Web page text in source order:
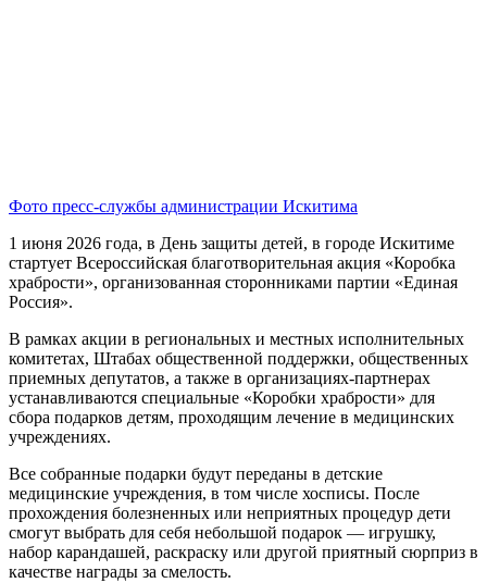
Фото пресс-службы администрации Искитима
1 июня 2026 года, в День защиты детей, в городе Искитиме
стартует Всероссийская благотворительная акция «Коробка
храбрости», организованная сторонниками партии «Единая
Россия».
В рамках акции в региональных и местных исполнительных
комитетах, Штабах общественной поддержки, общественных
приемных депутатов, а также в организациях-партнерах
устанавливаются специальные «Коробки храбрости» для
сбора подарков детям, проходящим лечение в медицинских
учреждениях.
Все собранные подарки будут переданы в детские
медицинские учреждения, в том числе хосписы. После
прохождения болезненных или неприятных процедур дети
смогут выбрать для себя небольшой подарок — игрушку,
набор карандашей, раскраску или другой приятный сюрприз в
качестве награды за смелость.